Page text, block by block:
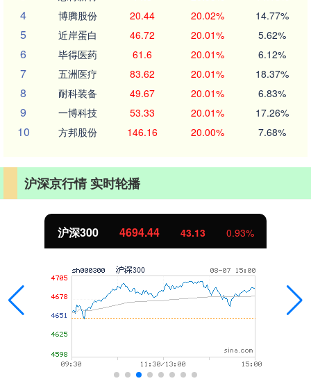
4 博腾股份 20.44 20.02% 14.77%
5 近岸蛋白 46.72 20.01% 5.62%
6 毕得医药 61.6 20.01% 6.12%
7 五洲医疗 83.62 20.01% 18.37%
8 耐科装备 49.67 20.01% 6.83%
9 一博科技 53.33 20.01% 17.26%
10 方邦股份 146.16 20.00% 7.68%
沪深京行情 实时轮播
沪深300 4694.44 43.13 0.93%